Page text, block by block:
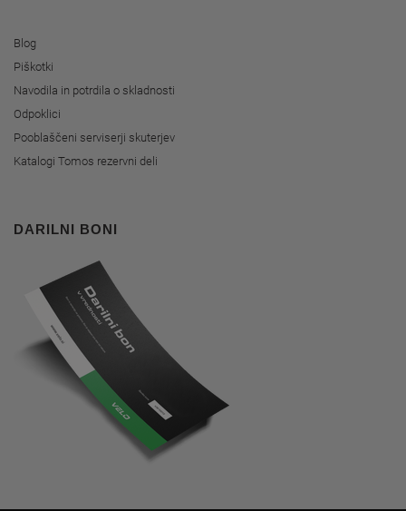
Blog
Piškotki
Navodila in potrdila o skladnosti
Odpoklici
Pooblaščeni serviserji skuterjev
Katalogi Tomos rezervni deli
DARILNI BONI